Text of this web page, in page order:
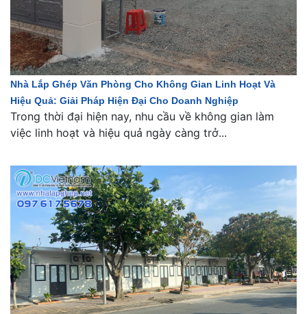
Nhà Lắp Ghép Văn Phòng Cho Không Gian Linh Hoạt Và
Hiệu Quả: Giải Pháp Hiện Đại Cho Doanh Nghiệp
Trong thời đại hiện nay, nhu cầu về không gian làm
việc linh hoạt và hiệu quả ngày càng trở...